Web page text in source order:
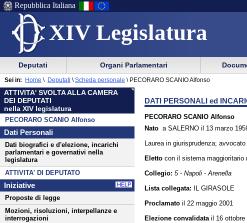
XIV Legislatura
Menu
di
ausilio
alla
navigazione
Menu
di
navigazione
principale
Repubblica Italiana
Menu
di
navigazione
principale
menu
di
sezione
Deputati Organi Parlamentari
ATTIVITA' SVOLTA ALLA CAMERA
DEI DEPUTATI
nella XIV legislatura
PECORARO SCANIO Alfonso
Dati Personali
Dati biografici e d'elezione, incarichi
parlamentari e governativi nella
legislatura
ATTIVITA' DI DEPUTATO
Iniziative HELP
Proposte di legge
Mozioni, risoluzioni, interpellanze e
interrogazioni
Sei in: Home \ Deputati \ Scheda personale \ PECORARO SCANIO Alfonso
DATI PERSONALI ed
PECORARO SCANIO Alfonso
Nato a SALERNO il 13 marzo
Laurea in giurisprudenza; avvocato
Eletto con il sistema maggioritario
Collegio: 5 - Napoli - Arenella
Lista collegata: IL GIRASOLE
Proclamato il 22 maggio 2001
Elezione convalidata il 16 ottobre